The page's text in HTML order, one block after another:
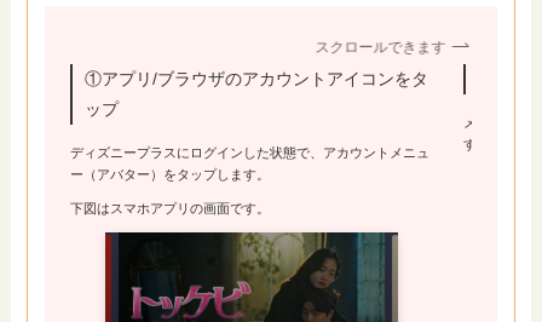
スクロールできます
①アプリ/ブラウザのアカウントアイコンをタ
ップ
ディズニープラスにログインした状態で、アカウントメニュ
ー（アバター）をタップします。
下図はスマホアプリの画面です。
メニューが
す。